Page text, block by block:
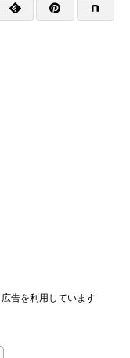
告を利用しています